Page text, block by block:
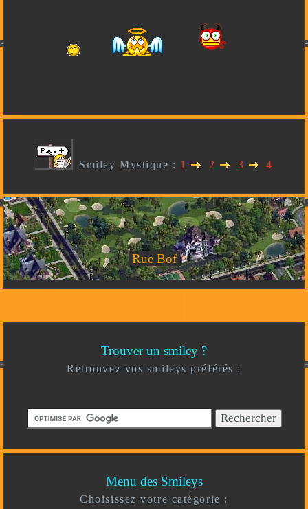
Smiley Mystique : 1 2 3 4
Rue Bof
Trouver un smiley ?
Retrouvez vos smileys préférés :
Menu des Smileys
Choisissez votre catégorie :